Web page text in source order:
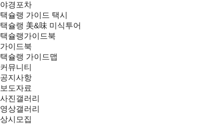
야경포차
택슐랭 가이드 택시
택슐랭 美&味 미식투어
택슐랭가이드북
가이드북
택슐랭 가이드맵
커뮤니티
공지사항
보도자료
사진갤러리
영상갤러리
상시모집